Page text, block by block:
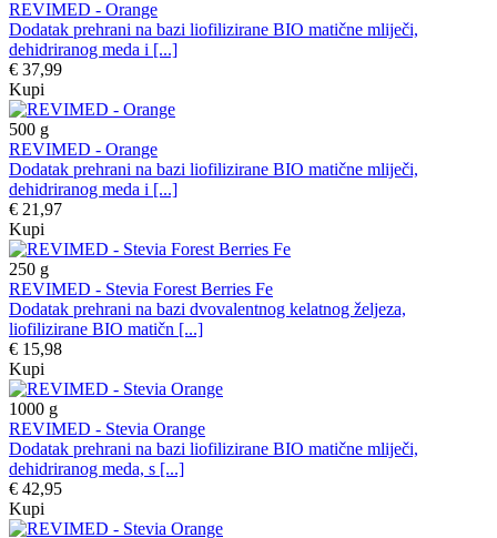
REVIMED - Orange
Dodatak prehrani na bazi liofilizirane BIO matične mliječi,
dehidriranog meda i [...]
€ 37,99
Kupi
500 g
REVIMED - Orange
Dodatak prehrani na bazi liofilizirane BIO matične mliječi,
dehidriranog meda i [...]
€ 21,97
Kupi
250 g
REVIMED - Stevia Forest Berries Fe
Dodatak prehrani na bazi dvovalentnog kelatnog željeza,
liofilizirane BIO matičn [...]
€ 15,98
Kupi
1000 g
REVIMED - Stevia Orange
Dodatak prehrani na bazi liofilizirane BIO matične mliječi,
dehidriranog meda, s [...]
€ 42,95
Kupi